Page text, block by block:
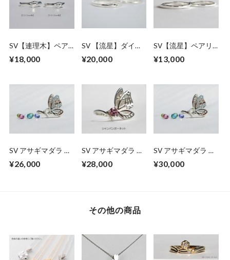
SV【連理木】ペア
¥18,000
SV 【流星】ダイヤ
¥20,000
SV【流星】ペアリ
¥13,000
SV アサギマダラ リ
ー】ガーネット・ア
¥26,000
SV アサギマダラ リ
ー】シャンパンガー
¥28,000
SV アサギマダラ リ
ー】トルマリン・タ
¥30,000
その他の商品